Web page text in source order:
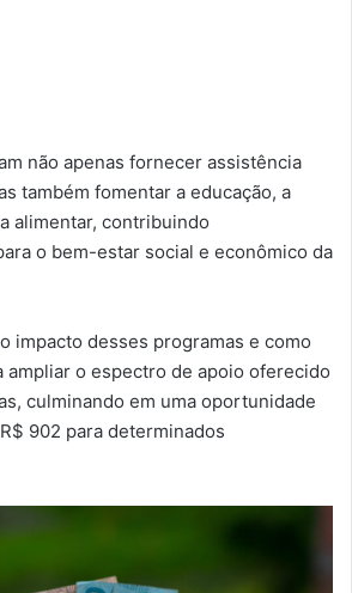
não apenas fornecer assistência
também fomentar a educação, a
alimentar, contribuindo
o bem-estar social e econômico da
impacto desses programas e como
ampliar o espectro de apoio oferecido
culminando em uma oportunidade
902 para determinados